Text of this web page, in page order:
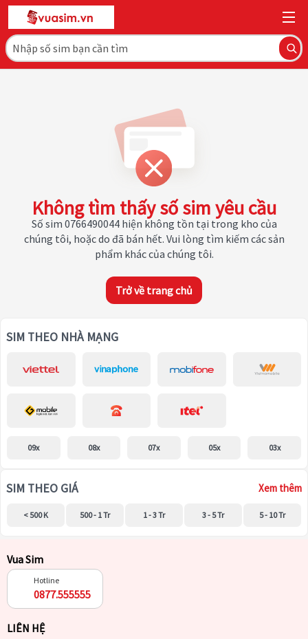
Không tìm thấy số sim yêu cầu
Số sim 0766490044 hiện không tồn tại trong kho của
chúng tôi, hoặc do đã bán hết. Vui lòng tìm kiếm các sản
phẩm khác của chúng tôi.
Trở về trang chủ
SIM THEO NHÀ MẠNG
09x 08x 07x 05x 03x
SIM THEO GIÁ Xem thêm
< 500 K 500 - 1 Tr 1 - 3 Tr 3 - 5 Tr 5 - 10 Tr
Vua Sim
Hotline
0877.555555
LIÊN HỆ